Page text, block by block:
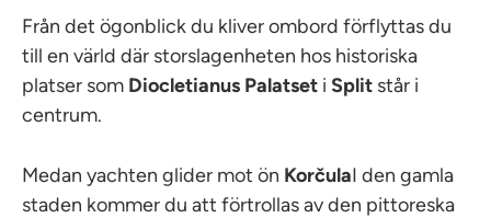
Från det ögonblick du kliver ombord förflyttas du
till en värld där storslagenheten hos historiska
platser som Diocletianus Palatset i Split står i
centrum.
Medan yachten glider mot ön KorčulaI den gamla
staden kommer du att förtrollas av den pittoreska